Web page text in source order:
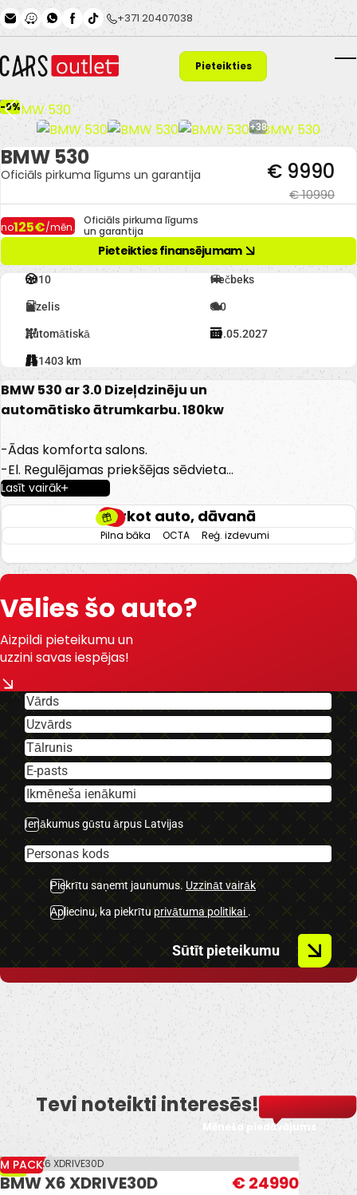
Skip to main content+371 20407038
Pieteikties
finansējumam
-9%
+38
BMW 530
Oficiāls pirkuma līgums un garantija
€ 10990
€ 9990
no125€/mēn.
Oficiāls pirkuma līgums
un garantija
Pieteikties finansējumam
2010 Hečbeks
Dīzelis 3.0
Automātiskā 19.05.2027
251403 km
Pērkot auto, dāvanā
Reģ. izdevumi
OCTA
Pilna bāka
BMW 530 ar 3.0 Dizeļdzinēju un
automātisko ātrumkarbu. 180kw
-Ādas komforta salons.
-El. Regulējamas priekšējas sēdvietas
ar atmiņu.
-El. Regulējamas aizmugurējas
sēdvietas ar atmiņu.
-Apsildāmas/ventilējamas priekšējas
sēdvietas.
-El. Regulējama stūre ar atmiņu.
-El. Atverams bagažnieks.
-Līniju asistenti.
-Automātiksas dienas gaismas.
-Autohold funcija.
-Sport/comfort funcija.
-Navigācija.
-BMW Multimēdija.
-Atpakaļ skata kamera.
-Aizmugurējie parking sensori.
-Bluetooth.
U.C Ekstras.
Lasīt vairāk
Vēlies šo auto?
Aizpildi pieteikumu un
uzzini savas iespējas!
Ienākumus gūstu ārpus Latvijas
Piekrītu saņemt jaunumus. Uzzināt vairāk
Apliecinu, ka piekrītu privātuma politikai .
Sūtīt pieteikumu
Tevi noteikti interesēs!
Mēneša piedāvājums
-4%
M PACK
BMW X6 XDRIVE30D
€ 24990